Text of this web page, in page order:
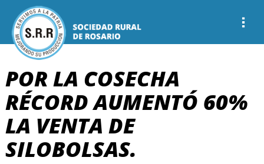
POR LA COSECHA
RÉCORD AUMENTÓ 60%
LA VENTA DE
SILOBOLSAS.